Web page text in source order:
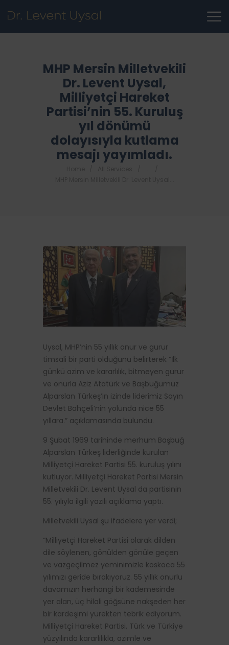
MHP Mersin Milletvekili
Dr. Levent Uysal,
Milliyetçi Hareket
Partisi’nin 55. Kuruluş
yıl dönümü
dolayısıyla kutlama
mesajı yayımladı.
Uysal, MHP’nin 55 yıllık onur ve gurur
timsali bir parti olduğunu belirterek “İlk
günkü azim ve kararlılık, bitmeyen gurur
ve onurla Aziz Atatürk ve Başbuğumuz
Alparslan Türkeş’in izinde liderimiz Sayın
Devlet Bahçeli’nin yolunda nice 55
yıllara.” açıklamasında bulundu.
9 Şubat 1969 tarihinde merhum Başbuğ
Alparslan Türkeş liderliğinde kurulan
Milliyetçi Hareket Partisi 55. kuruluş yılını
kutluyor. Milliyetçi Hareket Partisi Mersin
Milletvekili Dr. Levent Uysal da partisinin
55. yılıyla ilgili yazılı açıklama yaptı.
Milletvekili Uysal şu ifadelere yer verdi;
“Milliyetçi Hareket Partisi olarak dilden
dile söylenen, gönülden gönüle geçen
ve vazgeçilmez yeminimizle koskoca 55
yılımızı geride bırakıyoruz. 55 yıllık onurlu
davamızın herhangi bir kademesinde
yer alan, üç hilali göğsüne nakşeden her
bir kardeşimi yürekten tebrik ediyorum.
Milliyetçi Hareket Partisi, Türk ve Türkiye
yüzyılında kararlılıkla, azimle ve